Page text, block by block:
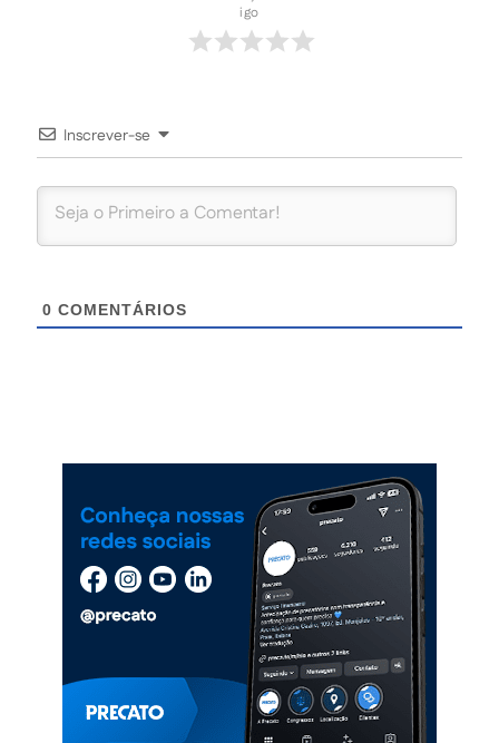
igo
Inscrever-se
0 COMENTÁRIOS